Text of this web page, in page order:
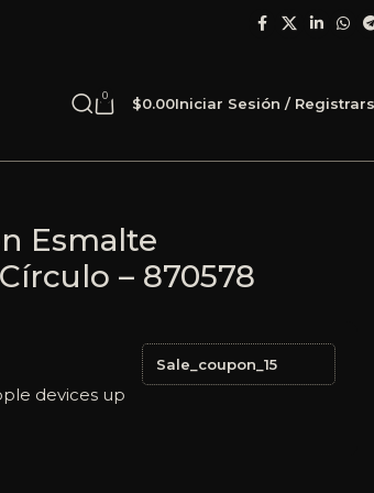
0 $0.00Iniciar Sesión /
Esmalte
– 870578
devices up
Sale_coupon_15